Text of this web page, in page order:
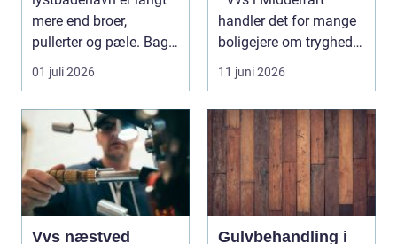
mere end broer,
pullerter og pæle. Bag
kulissen ligger et net af
st...
01 juli 2026
handler det for mange
boligejere om tryghed i
...
11 juni 2026
Vvs næstved
Gulvbehandling i